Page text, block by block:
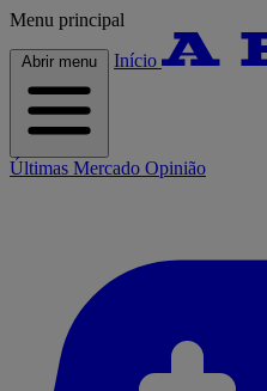
Menu principal
Abrir menu Início
Últimas Mercado Opinião